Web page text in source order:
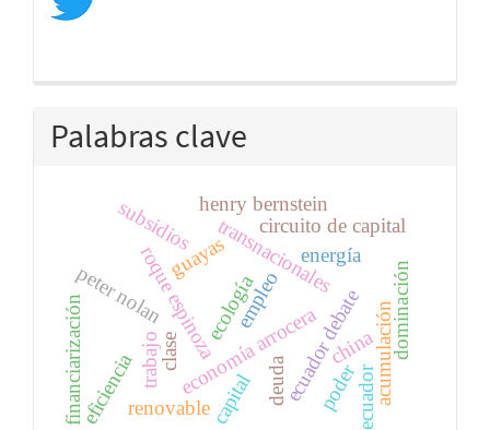
Palabras clave
economía arrocera
roque espinoza
guayas
ecuador debate
trabajo
empleo
china
peter nolan
deuda
transnacionales
circuito de capital
capital acumulación
poder
dominación
energía
renovable
subsidios
eficiencia ecuador
ecología
clase
henry bernstein
financiarización